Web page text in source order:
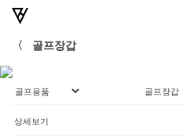
〈 골프장갑
상세보기